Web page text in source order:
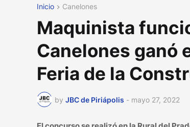
Inicio Canelones
Maquinista
Canelones ganó
Feria de la
by JBC de Piriápolis - mayo 27, 2022